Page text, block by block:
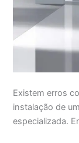
Existem erros
instalação de
especializada.